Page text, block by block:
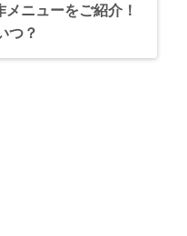
メニューをご紹介！
つ？